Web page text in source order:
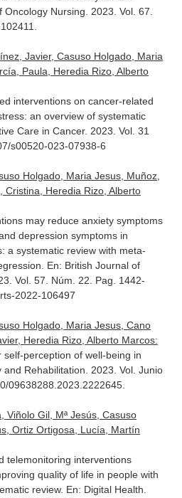
Oncology Nursing . 2023. Vol. 67.
Javier, Casuso Holgado, Maria
Paula, Heredia Rizo, Alberto
interventions on cancer-related
an overview of systematic
Care in Cancer. 2023. Vol. 31
s00520-023-07938-6
Holgado, Maria Jesus, Muñoz,
Cristina, Heredia Rizo, Alberto
may reduce anxiety symptoms
depression symptoms in
a systematic review with meta-
En: British Journal of
Vol. 57. Núm. 22. Pag. 1442-
2022-106497
Holgado, Maria Jesus, Cano
Heredia Rizo, Alberto Marcos:
self-perception of well-being in
and Rehabilitation . 2023. Vol. Junio
09638288.2023.2222645.
Viñolo Gil, Mª Jesús, Casuso
Ortiz Ortigosa, Lucía, Martín
telemonitoring interventions
quality of life in people with
review. En: Digital Health